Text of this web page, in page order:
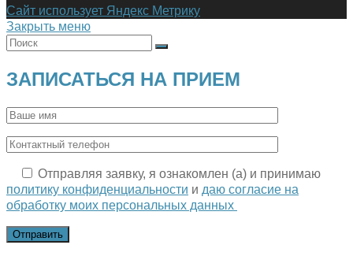
Сайт использует Яндекс Метрику
Закрыть меню
ЗАПИСАТЬСЯ НА ПРИЕМ
Отправляя заявку, я ознакомлен (а) и принимаю
политику конфиденциальности и даю согласие на
обработку моих персональных данных